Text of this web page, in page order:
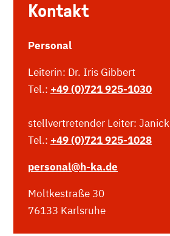
Kontakt
Personal
Leiterin: Dr. Iris Gibbert
Tel.: +49 (0)721 925-1030
stellvertretender Leiter:
Tel.: +49 (0)721 925-1028
personal@h-ka.de
Moltkestraße 30
76133 Karlsruhe